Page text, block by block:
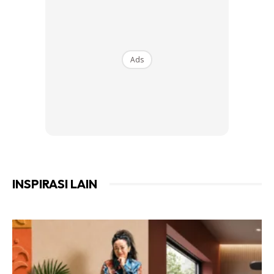
adalah kaedah organik yang cepat dan paling mudah untuk
Resepi teh kulit telur
Ads
INSPIRASI LAIN